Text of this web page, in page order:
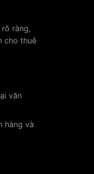
ràng,
cho thuê
văn
hàng và